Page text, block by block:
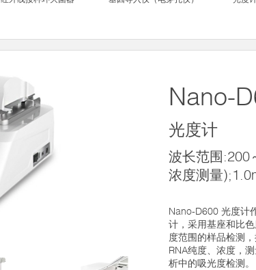
Nano-
光度计
波长范围:200
浓度测量
Nano-D600 光度计
计，采用基座和比
度范围的样品检测
RNA纯度、浓度，
析中的吸光度检测。